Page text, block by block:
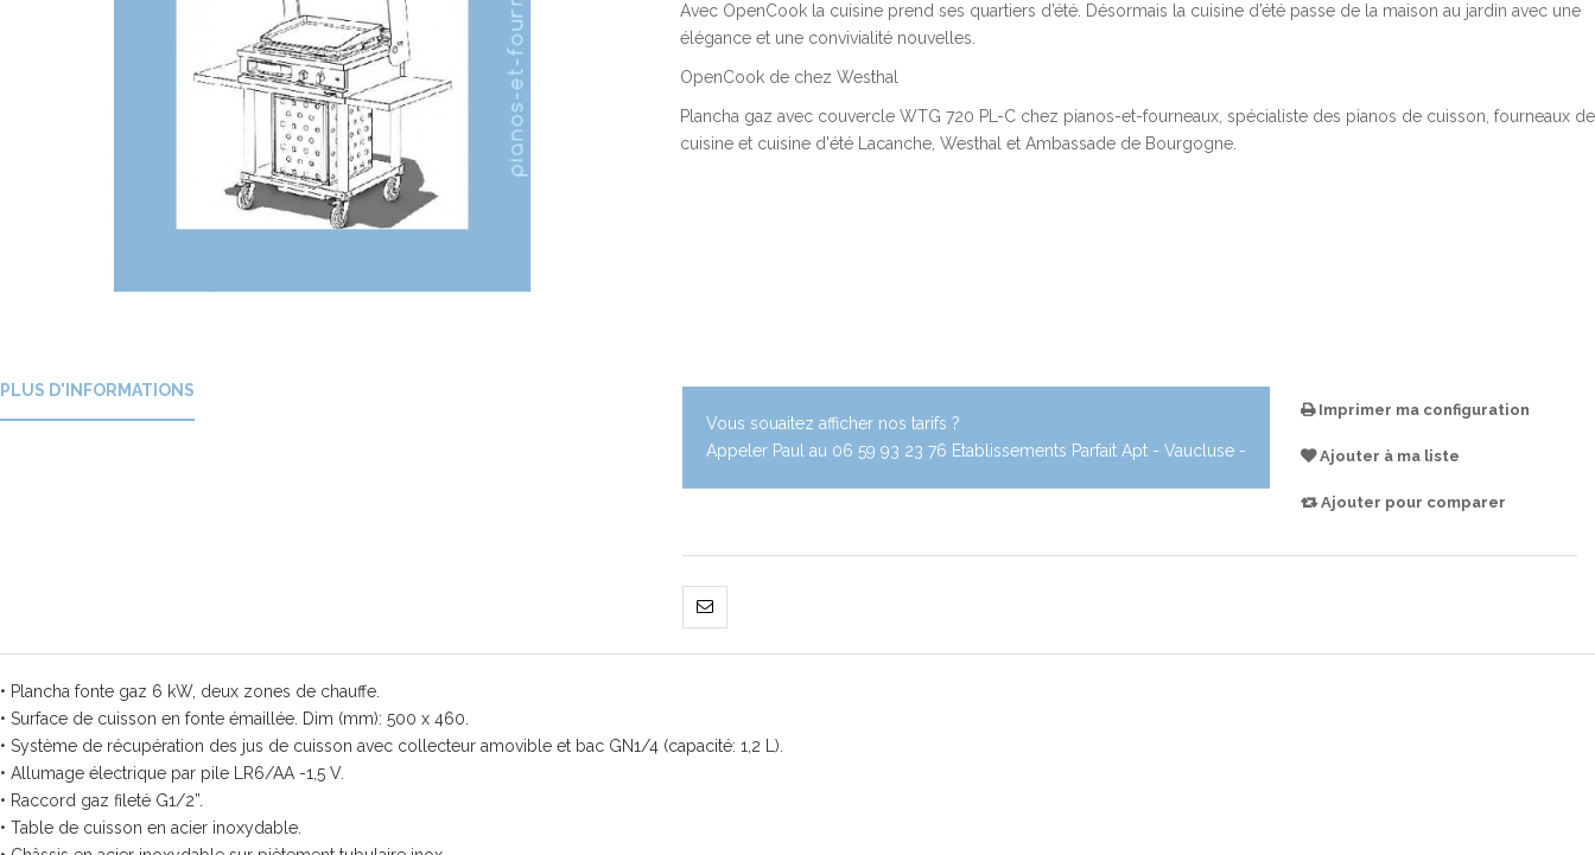
Avec OpenCook la cuisine prend ses quartiers d’été. Désormais la cuisine d’été passe de la maison au jardin avec une
élégance et une convivialité nouvelles.
OpenCook de chez Westhal
Plancha gaz avec couvercle WTG 720 PL-C chez pianos-et-fourneaux, spécialiste des pianos de cuisson, fourneaux de
cuisine et cuisine d'été Lacanche, Westhal et Ambassade de Bourgogne.
Vous souaitez afficher nos tarifs ?
Appeler Paul au 06 59 93 23 76 Etablissements Parfait Apt - Vaucluse -
Imprimer ma configuration
Ajouter à ma liste
Ajouter pour comparer
PLUS D'INFORMATIONS
• Plancha fonte gaz 6 kW, deux zones de chauffe.
• Surface de cuisson en fonte émaillée. Dim (mm): 500 x 460.
• Système de récupération des jus de cuisson avec collecteur amovible et bac GN1/4 (capacité: 1,2 L).
• Allumage électrique par pile LR6/AA -1,5 V.
• Raccord gaz fileté G1/2”.
• Table de cuisson en acier inoxydable.